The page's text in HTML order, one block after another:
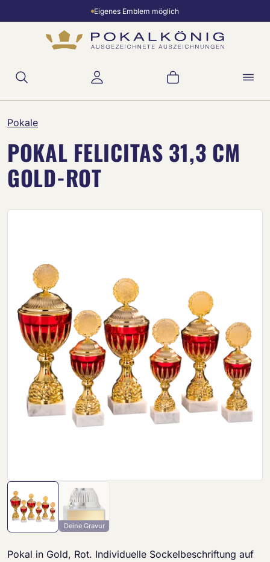
Zum Hauptinhalt springenEigenes Emblem möglich
Warenkorb
Pokale
POKAL FELICITAS 31,3 CM
GOLD-ROT
Deine Gravur
Pokal in Gold, Rot. Individuelle Sockelbeschriftung auf